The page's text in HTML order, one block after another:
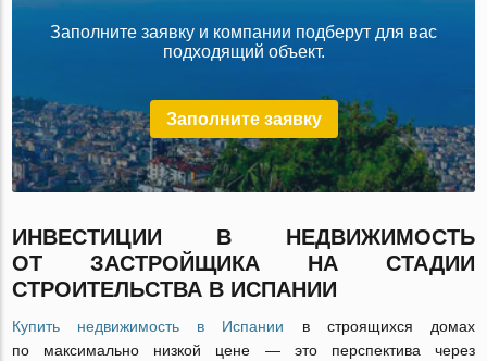
Заполните заявку и компании подберут для вас
подходящий объект.
Заполните заявку
ИНВЕСТИЦИИ В НЕДВИЖИМОСТЬ
ОТ ЗАСТРОЙЩИКА НА СТАДИИ
СТРОИТЕЛЬСТВА В ИСПАНИИ
Купить недвижимость в Испании в строящихся домах
по максимально низкой цене — это перспектива через